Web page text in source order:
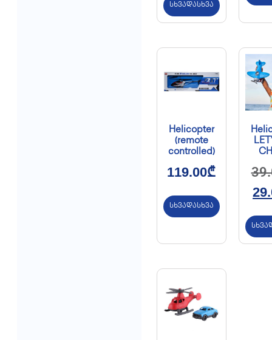
სხვადასხვა
Helicopter
(remote
controlled)
119.00₾
სხვადასხვა